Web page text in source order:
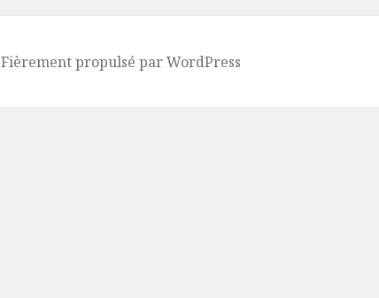
Fièrement propulsé par WordPress